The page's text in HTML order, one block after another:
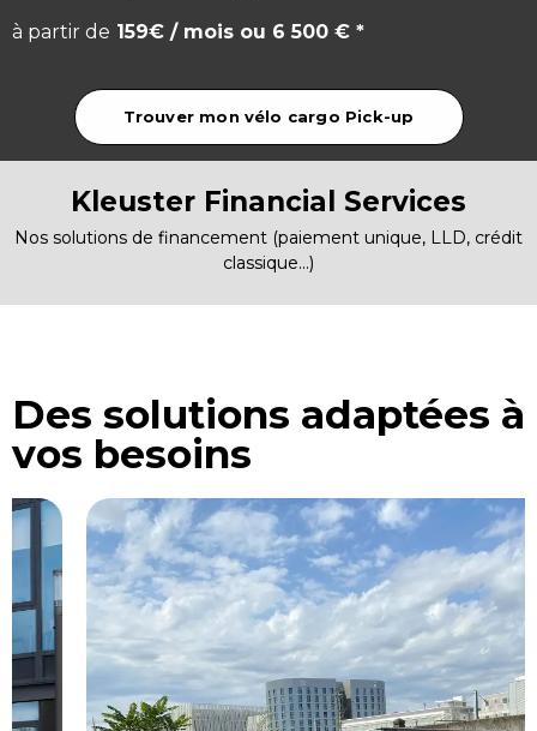
à partir de 159€ / mois ou 6 500 € *
Trouver mon vélo cargo Pick-up
Kleuster Financial Services
Nos solutions de financement (paiement unique, LLD, crédit
classique…)
Des solutions adaptées à
vos besoins